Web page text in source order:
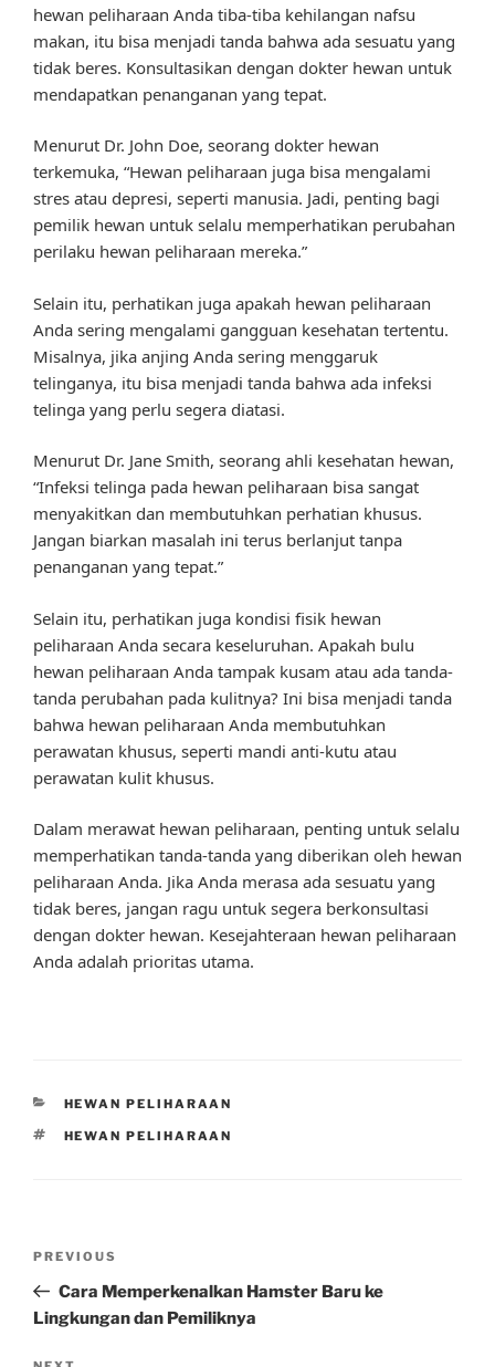
hewan peliharaan Anda tiba-tiba kehilangan nafsu
makan, itu bisa menjadi tanda bahwa ada sesuatu yang
tidak beres. Konsultasikan dengan dokter hewan untuk
mendapatkan penanganan yang tepat.
Menurut Dr. John Doe, seorang dokter hewan
terkemuka, “Hewan peliharaan juga bisa mengalami
stres atau depresi, seperti manusia. Jadi, penting bagi
pemilik hewan untuk selalu memperhatikan perubahan
perilaku hewan peliharaan mereka.”
Selain itu, perhatikan juga apakah hewan peliharaan
Anda sering mengalami gangguan kesehatan tertentu.
Misalnya, jika anjing Anda sering menggaruk
telinganya, itu bisa menjadi tanda bahwa ada infeksi
telinga yang perlu segera diatasi.
Menurut Dr. Jane Smith, seorang ahli kesehatan hewan,
“Infeksi telinga pada hewan peliharaan bisa sangat
menyakitkan dan membutuhkan perhatian khusus.
Jangan biarkan masalah ini terus berlanjut tanpa
penanganan yang tepat.”
Selain itu, perhatikan juga kondisi fisik hewan
peliharaan Anda secara keseluruhan. Apakah bulu
hewan peliharaan Anda tampak kusam atau ada tanda-
tanda perubahan pada kulitnya? Ini bisa menjadi tanda
bahwa hewan peliharaan Anda membutuhkan
perawatan khusus, seperti mandi anti-kutu atau
perawatan kulit khusus.
Dalam merawat hewan peliharaan, penting untuk selalu
memperhatikan tanda-tanda yang diberikan oleh hewan
peliharaan Anda. Jika Anda merasa ada sesuatu yang
tidak beres, jangan ragu untuk segera berkonsultasi
dengan dokter hewan. Kesejahteraan hewan peliharaan
Anda adalah prioritas utama.
CATEGORIES
HEWAN PELIHARAAN
TAGS
HEWAN PELIHARAAN
Previous
Post
PREVIOUS
Cara Memperkenalkan Hamster Baru ke
Lingkungan dan Pemiliknya